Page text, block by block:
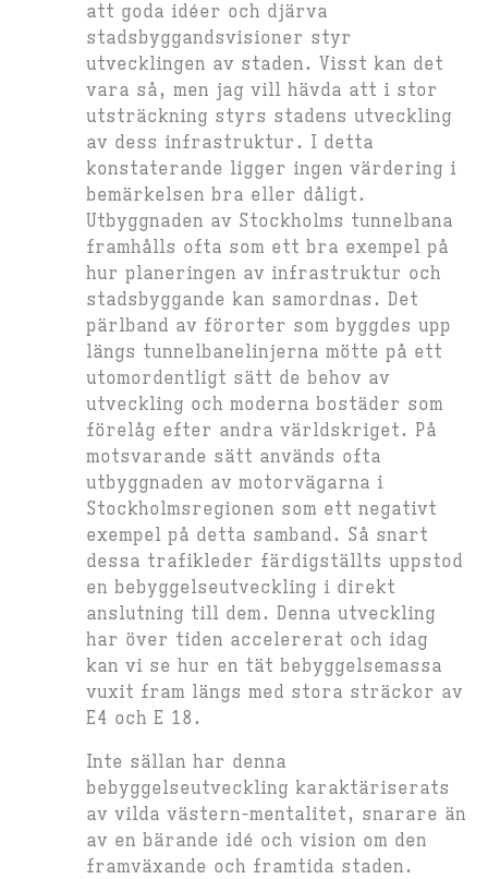
att goda idéer och djärva
stadsbyggandsvisioner styr
utvecklingen av staden. Visst kan det
vara så, men jag vill hävda att i stor
utsträckning styrs stadens utveckling
av dess infrastruktur. I detta
konstaterande ligger ingen värdering i
bemärkelsen bra eller dåligt.
Utbyggnaden av Stockholms tunnelbana
framhålls ofta som ett bra exempel på
hur planeringen av infrastruktur och
stadsbyggande kan samordnas. Det
pärlband av förorter som byggdes upp
längs tunnelbanelinjerna mötte på ett
utomordentligt sätt de behov av
utveckling och moderna bostäder som
förelåg efter andra världskriget. På
motsvarande sätt används ofta
utbyggnaden av motorvägarna i
Stockholmsregionen som ett negativt
exempel på detta samband. Så snart
dessa trafikleder färdigställts uppstod
en bebyggelseutveckling i direkt
anslutning till dem. Denna utveckling
har över tiden accelererat och idag
kan vi se hur en tät bebyggelsemassa
vuxit fram längs med stora sträckor av
E4 och E 18.
Inte sällan har denna
bebyggelseutveckling karaktäriserats
av vilda västern-mentalitet, snarare än
av en bärande idé och vision om den
framväxande och framtida staden.